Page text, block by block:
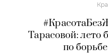
Тарасовой: лето
по